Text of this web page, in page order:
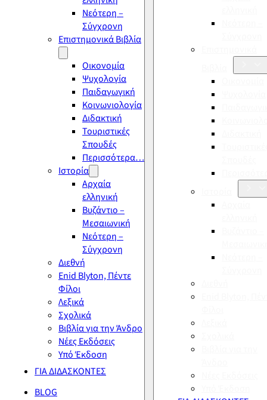
Νεότερη –
Σύγχρονη
Επιστημονικά Βιβλία
Οικονομία
Ψυχολογία
Παιδαγωγική
Κοινωνιολογία
Διδακτική
Τουριστικές
Σπουδές
Περισσότερα…
Ιστορία
Αρχαία
ελληνική
Βυζάντιο –
Μεσαιωνική
Νεότερη –
Σύγχρονη
Διεθνή
Enid Blyton, Πέντε
Φίλοι
Λεξικά
Σχολικά
Βιβλία για την Άνδρο
Νέες Εκδόσεις
Υπό Έκδοση
ΓΙΑ ΔΙΔΑΣΚΟΝΤΕΣ
BLOG